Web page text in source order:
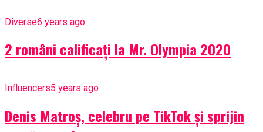
Diverse6 years ago
2 români calificați la Mr. Olympia 2020
Influencers5 years ago
Denis Matroș, celebru pe TikTok și sprijin